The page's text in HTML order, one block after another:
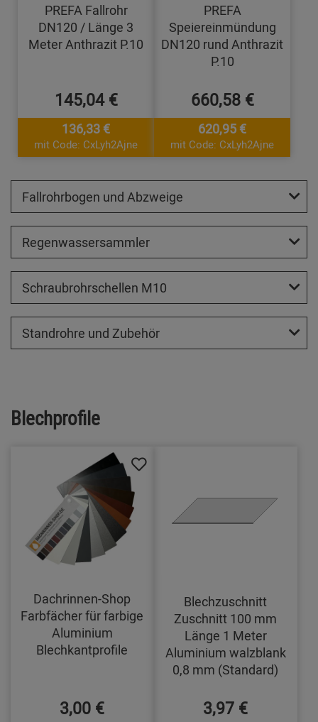
PREFA Fallrohr
DN120 / Länge 3
Meter Anthrazit P.10
145,04 €
136,33 €
mit Code: CxLyh2Ajne
PREFA
Speiereinmündung
DN120 rund Anthrazit
P.10
660,58 €
620,95 €
mit Code: CxLyh2Ajne
Fallrohrbogen und Abzweige
Regenwassersammler
Schraubrohrschellen M10
Standrohre und Zubehör
Blechprofile
Dachrinnen-Shop
Farbfächer für farbige
Aluminium
Blechkantprofile
3,00 €
Blechzuschnitt
Zuschnitt 100 mm
Länge 1 Meter
Aluminium walzblank
0,8 mm (Standard)
3,97 €